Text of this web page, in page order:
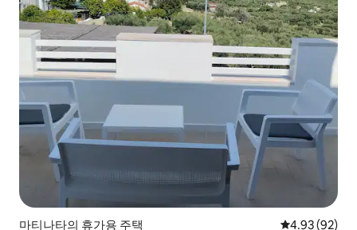
마티나타의 휴가용 주택 평점 4.93점(5
4.93 (92)